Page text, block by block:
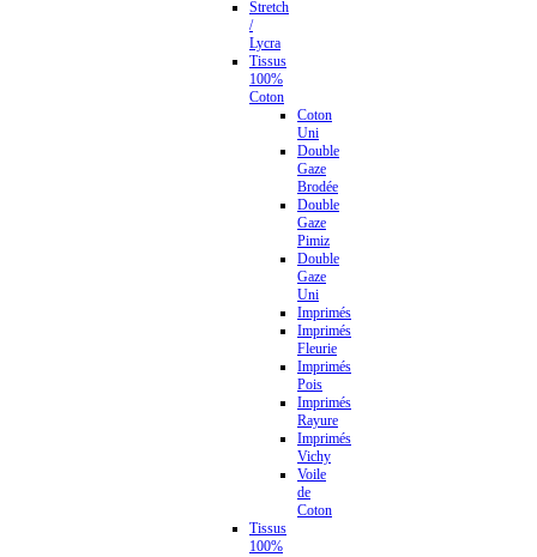
Stretch
/
Lycra
Tissus
100%
Coton
Coton
Uni
Double
Gaze
Brodée
Double
Gaze
Pimiz
Double
Gaze
Uni
Imprimés
Imprimés
Fleurie
Imprimés
Pois
Imprimés
Rayure
Imprimés
Vichy
Voile
de
Coton
Tissus
100%